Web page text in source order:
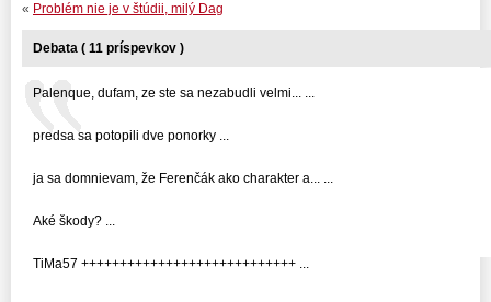
« Problém nie je v štúdii, milý Dag
Debata ( 11 príspevkov )
Palenque, dufam, ze ste sa nezabudli velmi... ...
predsa sa potopili dve ponorky ...
ja sa domnievam, že Ferenčák ako charakter a... ...
Aké škody? ...
TiMa57 ++++++++++++++++++++++++++++ ...